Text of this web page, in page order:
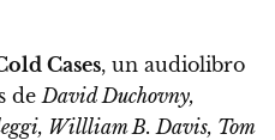
Cases, un audiolibro
de David Duchovny,
Willliam B. Davis, Tom